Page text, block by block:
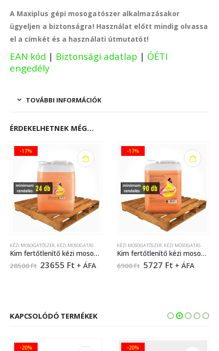
A Maxiplus gépi mosogatószer alkalmazásakor
ügyeljen a biztonságra! Használat előtt mindig olvassa
el a címkét és a használati útmutatót!
EAN kód | Biztonsági adatlap | ÓÉTI
engedély
TOVÁBBI INFORMÁCIÓK
ÉRDEKELHETNEK MÉG…
-17%
KÉZI MOSOGATÓSZER, KÉZI MOSOGATÁS
Kim fertőtlenítő kézi mosogatószer – 22 liter
28500Ft 23655 Ft + ÁFA
-17%
KÉZI MOSOGATÓSZER, KÉZI MOSOGATÁS
Kim fertőtlenítő kézi mosogatószer – 5 liter
6900Ft 5727 Ft + ÁFA
KAPCSOLÓDÓ TERMÉKEK
-20% -20%